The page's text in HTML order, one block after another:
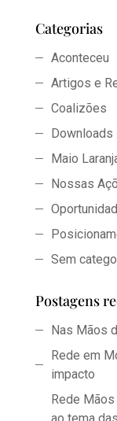
Categorias
Aconteceu
Artigos e
Coalizões
Downloads
Maio
Nossas
Sem
Postagens
Nas Mãos
Rede em
impacto
Rede